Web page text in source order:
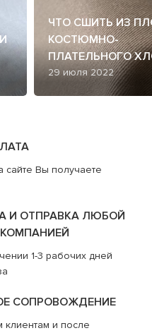
ЧТО СШИТЬ ИЗ
КОСТЮМНО-
ПЛАТЕЛЬНОГО
29 июля 2022
сайте Вы получаете
И ОТПРАВКА ЛЮБОЙ
1-3 рабочих дней
СОПРОВОЖДЕНИЕ
и после